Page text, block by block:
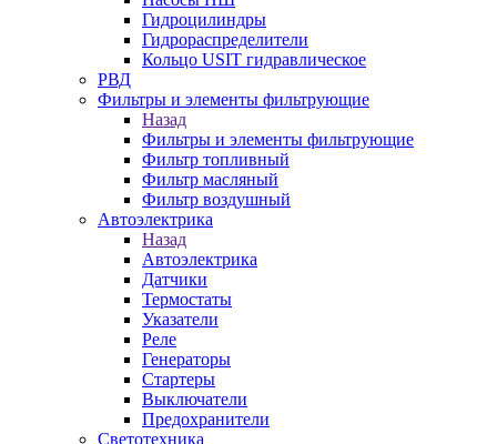
Гидроцилиндры
Гидрораспределители
Кольцо USIT гидравлическое
РВД
Фильтры и элементы фильтрующие
Назад
Фильтры и элементы фильтрующие
Фильтр топливный
Фильтр масляный
Фильтр воздушный
Автоэлектрика
Назад
Автоэлектрика
Датчики
Термостаты
Указатели
Реле
Генераторы
Стартеры
Выключатели
Предохранители
Светотехника